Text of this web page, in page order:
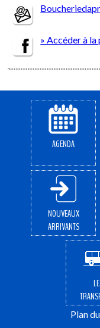
» Accéder à
AGENDA
NOUVEAUX
ARRIVANTS
Plan